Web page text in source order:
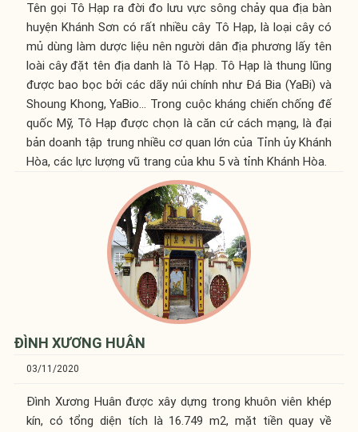
Tên gọi Tô Hạp ra đời đo lưu vực sông chảy qua địa bàn
huyện Khánh Sơn có rất nhiều cây Tô Hạp, là loại cây có
mủ dùng làm dược liệu nên người dân địa phương lấy tên
loài cây đặt tên địa danh là Tô Hạp. Tô Hạp là thung lũng
được bao bọc bởi các dãy núi chính như Đá Bia (YaBi) và
Shoung Khong, YaBio… Trong cuộc kháng chiến chống đế
quốc Mỹ, Tô Hạp được chọn là căn cứ cách mạng, là đại
bản doanh tập trung nhiều cơ quan lớn của Tỉnh ủy Khánh
Hòa, các lực lượng vũ trang của khu 5 và tỉnh Khánh Hòa.
ĐÌNH XƯƠNG HUÂN
03/11/2020
Đình Xương Huân được xây dựng trong khuôn viên khép
kín, có tổng diện tích là 16.749 m2, mặt tiền quay về